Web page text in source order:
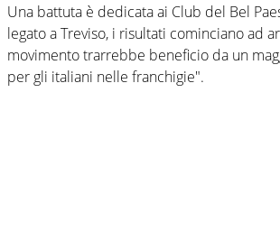
Una battuta è dedicata ai Club del Bel
legato a Treviso, i risultati cominciano ad
movimento trarrebbe beneficio da un
per gli italiani nelle franchigie".